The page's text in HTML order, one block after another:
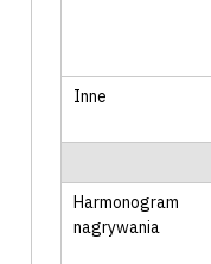
Inne
Harmonogram
nagrywania